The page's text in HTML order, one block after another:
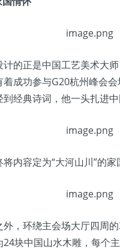
的正是中国工艺美术大
成功参与G20杭州峰会
经典诗词，他一头扎进中
内容定为“大河山川”的家
，环绕主会场大厅四周
块中国山水木雕，每个